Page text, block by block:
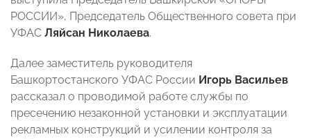
РОССИИ», Председатель Общественного совета при
УФАС Ляйсан Николаева.
Далее заместитель руководителя
Башкортостанского УФАС России Игорь Васильев
рассказал о проводимой работе службы по
пресечению незаконной установки и эксплуатации
рекламных конструкций и усилении контроля за